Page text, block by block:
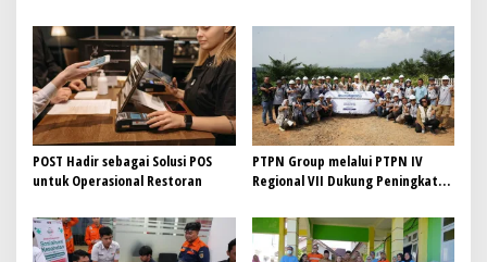
Bioetanol PTPN I (Persero),
Subholding Perkebunan
Nusantara
POST Hadir sebagai Solusi POS
untuk Operasional Restoran
PTPN Group melalui PTPN IV
Regional VII Dukung Peningkatan
Perkebunan Lewat Pelatihan
Avenza Maps di Way Kanan